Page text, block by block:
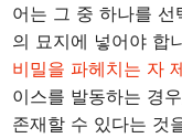
어는 그 중 하나를
의 묘지에 넣어야 합
비밀을 파헤치는 자
이스를 발동하는 경
존재할 수 있다는 것